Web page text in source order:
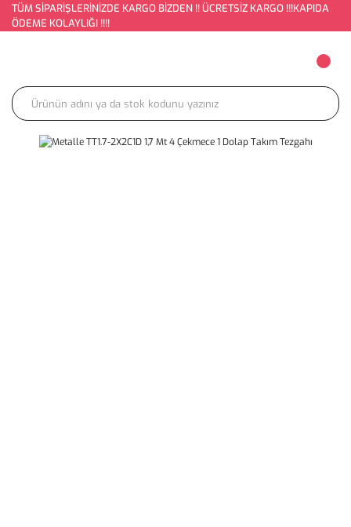
TÜM SİPARİŞLERİNİZDE KARGO BİZDEN !! ÜCRETSİZ KARGO !!!KAPIDA
ÖDEME KOLAYLIĞI !!!!